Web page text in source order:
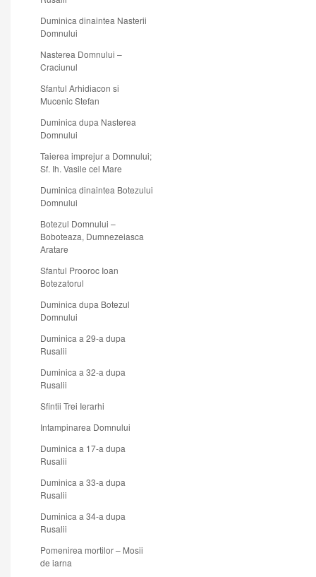
Duminica dinaintea Nasterii
Domnului
Nasterea Domnului –
Craciunul
Sfantul Arhidiacon si
Mucenic Stefan
Duminica dupa Nasterea
Domnului
Taierea imprejur a Domnului;
Sf. Ih. Vasile cel Mare
Duminica dinaintea Botezului
Domnului
Botezul Domnului –
Boboteaza, Dumnezeiasca
Aratare
Sfantul Prooroc Ioan
Botezatorul
Duminica dupa Botezul
Domnului
Duminica a 29-a dupa
Rusalii
Duminica a 32-a dupa
Rusalii
Sfintii Trei Ierarhi
Intampinarea Domnului
Duminica a 17-a dupa
Rusalii
Duminica a 33-a dupa
Rusalii
Duminica a 34-a dupa
Rusalii
Pomenirea mortilor – Mosii
de iarna